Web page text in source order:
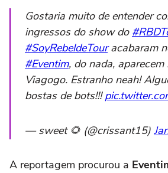
Gostaria muito de entender
ingressos do show do
#SoyRebeldeTouracabaram
#Eventim, do nada,
Viagogo. Estranho neah!
bostas de bots!!!
— sweet 🌻 (@crissant15)
A reportagem procurou a